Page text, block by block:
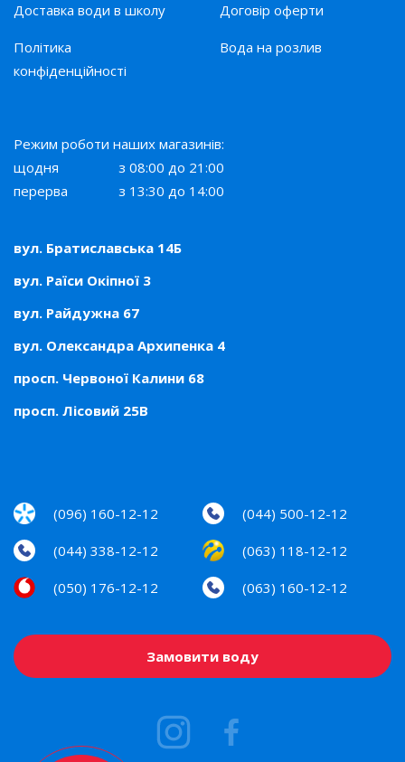
Доставка води в школу Договір оферти
Політика
конфіденційності
Вода на розлив
Режим роботи наших магазинів:
щодня
з 08:00 до 21:00
перерва
з 13:30 до 14:00
вул. Братиславська 14Б
вул. Раїси Окіпної 3
вул. Райдужна 67
вул. Олександра Архипенка 4
просп. Червоної Калини 68
просп. Лісовий 25В
(096) 160-12-12 (044) 500-12-12
(044) 338-12-12 (063) 118-12-12
(050) 176-12-12 (063) 160-12-12
Замовити воду